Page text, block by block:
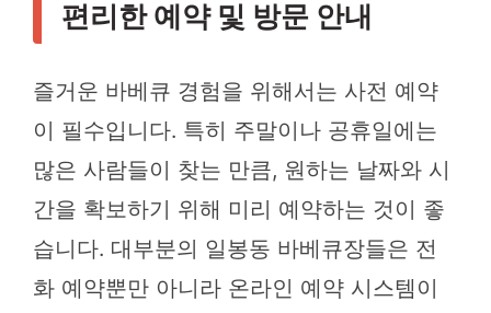
편리한 예약 및 방문 안내
즐거운 바베큐 경험을 위해서는 사전 예약
이 필수입니다. 특히 주말이나 공휴일에는
많은 사람들이 찾는 만큼, 원하는 날짜와 시
간을 확보하기 위해 미리 예약하는 것이 좋
습니다. 대부분의 일봉동 바베큐장들은 전
화 예약뿐만 아니라 온라인 예약 시스템이